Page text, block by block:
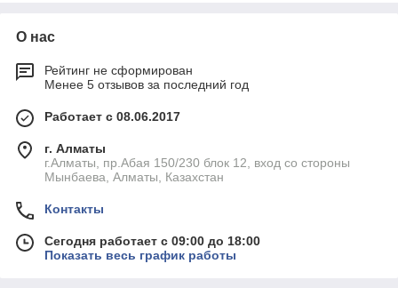
материалов особое место
пластиковые, которые
сочетают в себе практичность,
Преимущества пластиковых
разделочных досок
Пластиковые разделочные доски обладают рядом
для профессионалов и любителей:
влагу, что предотвращает развитие бактерий и
обеспечивает безопасность продуктов.
О нас
Рейтинг не сформирован
Менее 5 отзывов за последний год
Работает с 08.06.2017
г. Алматы
г.Алматы, пр.Абая 150/230 блок 12, вход со стороны
Мынбаева, Алматы, Казахстан
Контакты
Сегодня работает с 09:00 до 18:00
Показать весь график работы